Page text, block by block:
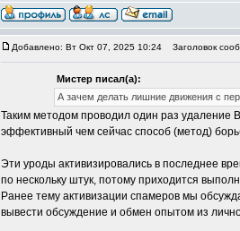
Добавлено: Вт Окт 07, 2025 10:24 Заголовок
Мистер писал(а):
А зачем делать лишние движения с
Таким методом проводил один раз удаление
эффективный чем сейчас способ (метод)
Эти уроды активизировались в последнее
по нескольку штук, потому приходится
Ранее тему активизации спамеров мы
вывести обсуждение и обмен опытом из